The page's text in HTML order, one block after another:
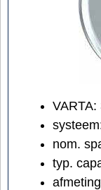
VARTA:
nom.
typ.